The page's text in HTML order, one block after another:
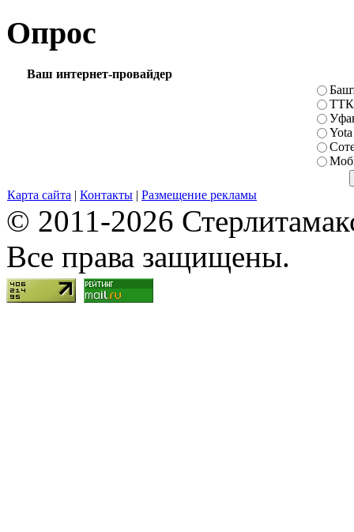
Опрос
Ваш интернет-провайдер
ТТК
Yota
Карта сайта | Контакты | Размещение рекламы
© 2011-2026
Все права защищены.